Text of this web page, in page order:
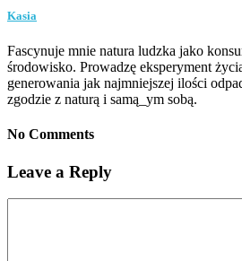
Kasia
Fascynuje mnie natura ludzka jako
środowisko. Prowadzę eksperyment
generowania jak najmniejszej ilości
zgodzie z naturą i samą_ym sobą.
No Comments
Leave a Reply